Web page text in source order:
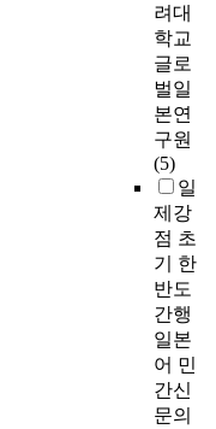
려대
학교
글로
벌일
본연
구원
(5)
일
제강
점 초
기 한
반도
간행
일본
어 민
간신
문의